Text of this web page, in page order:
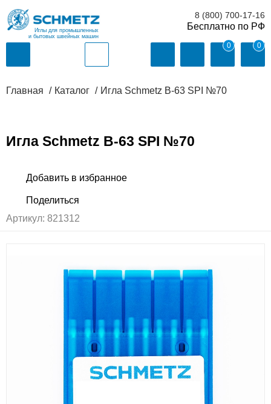
Иглы для промышленных
и бытовых швейных машин
8 (800) 700-17-16
0 0
Главная Каталог Игла Schmetz B-63 SPI №70
Игла Schmetz B-63 SPI №70
Артикул: 821312